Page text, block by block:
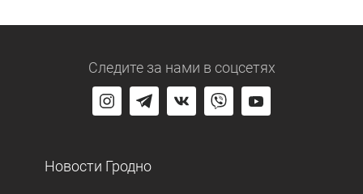
Следите за нами в соцсетях
Новости Гродно